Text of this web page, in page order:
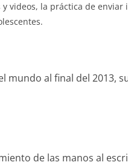
la práctica de enviar
mundo al final del 2013,
de las manos al